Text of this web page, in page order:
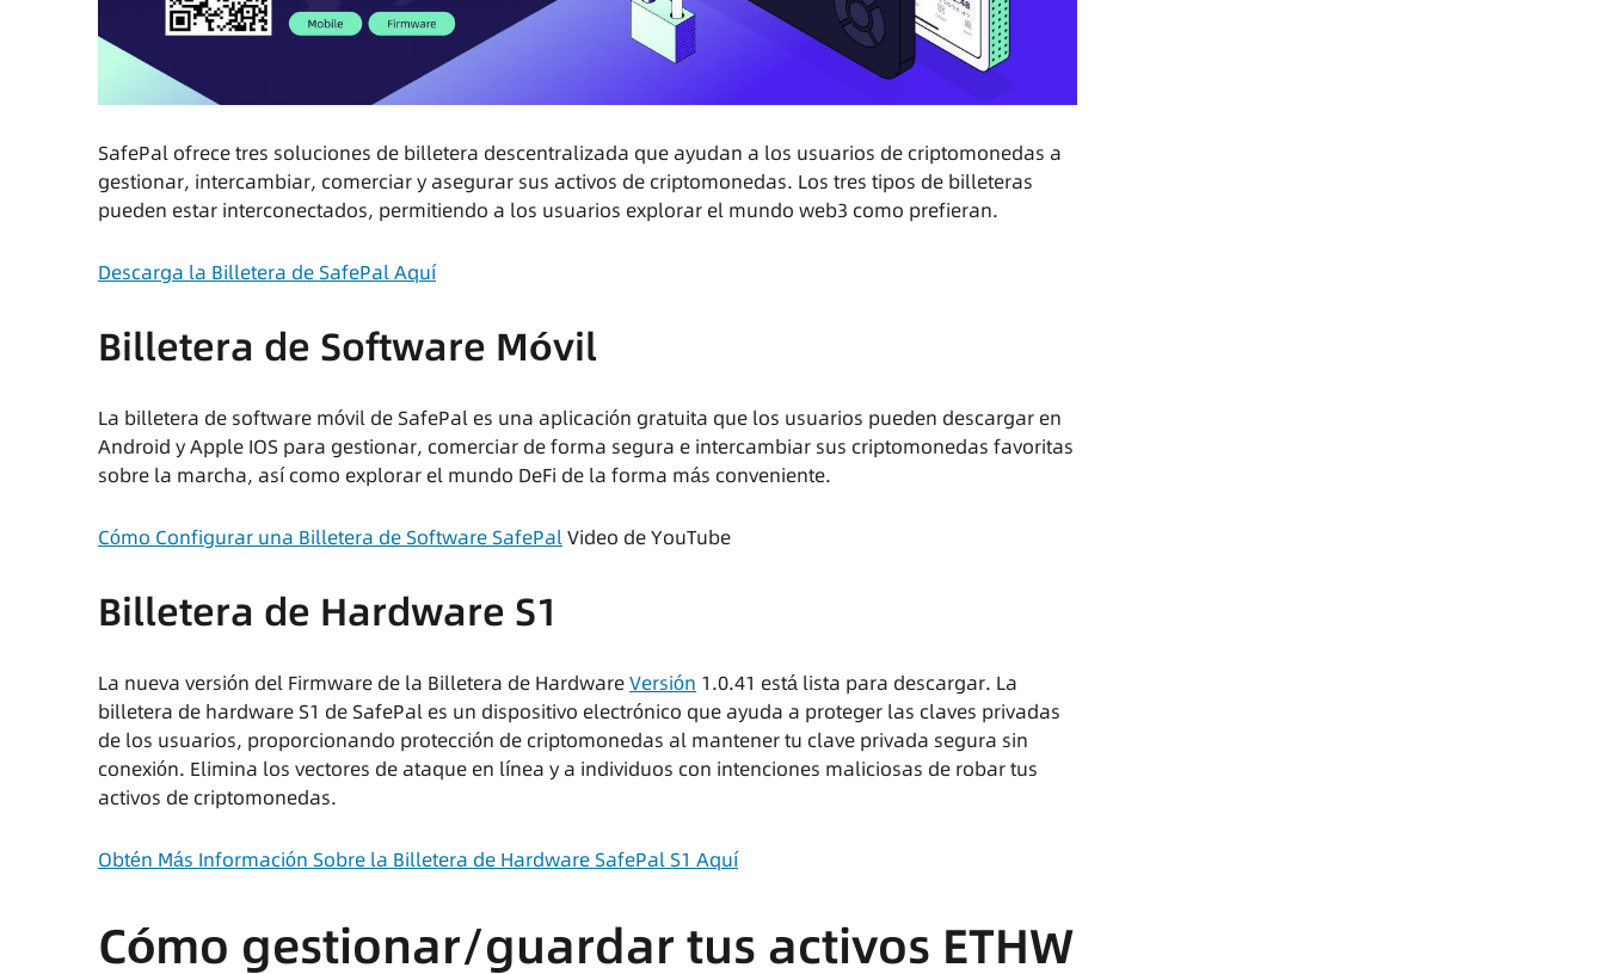
SafePal ofrece tres soluciones de billetera descentralizada que ayudan a los usuarios de criptomonedas a
gestionar, intercambiar, comerciar y asegurar sus activos de criptomonedas. Los tres tipos de billeteras
pueden estar interconectados, permitiendo a los usuarios explorar el mundo web3 como prefieran.
Descarga la Billetera de SafePal Aquí
Billetera de Software Móvil
La billetera de software móvil de SafePal es una aplicación gratuita que los usuarios pueden descargar en
Android y Apple IOS para gestionar, comerciar de forma segura e intercambiar sus criptomonedas favoritas
sobre la marcha, así como explorar el mundo DeFi de la forma más conveniente.
Cómo Configurar una Billetera de Software SafePalVideo de YouTube
Billetera de Hardware S1
La nueva versión del Firmware de la Billetera de HardwareVersión 1.0.41 está lista para descargar. La
billetera de hardware S1 de SafePal es un dispositivo electrónico que ayuda a proteger las claves privadas
de los usuarios, proporcionando protección de criptomonedas al mantener tu clave privada segura sin
conexión. Elimina los vectores de ataque en línea y a individuos con intenciones maliciosas de robar tus
activos de criptomonedas.
Obtén Más Información Sobre la Billetera de Hardware SafePal S1 Aquí
Cómo gestionar/guardar tus activos ETHW